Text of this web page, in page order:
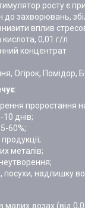
росту є
до захворювань,
вплив
кислота, 0,01 г/л
концентрат
Огірок, Помідор,
:
проростання
днів;
60%;
металів;
надлишку
малих дозах (від